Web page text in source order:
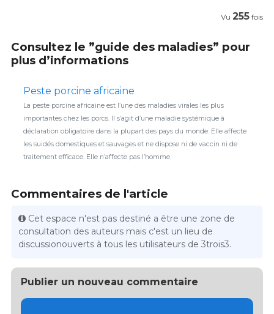
Vu 255 fois
Consultez le ”guide des maladies” pour
plus d’informations
Peste porcine africaine
La peste porcine africaine est l’une des maladies virales les plus
importantes chez les porcs. Il s’agit d’une maladie systémique à
déclaration obligatoire dans la plupart des pays du monde. Elle affecte
les suidés domestiques et sauvages et ne dispose ni de vaccin ni de
traitement efficace. Elle n’affecte pas l’homme.
Commentaires de l'article
Cet espace n'est pas destiné a être une zone de
consultation des auteurs mais c'est un lieu de
discussionouverts à tous les utilisateurs de 3trois3.
Publier un nouveau commentaire